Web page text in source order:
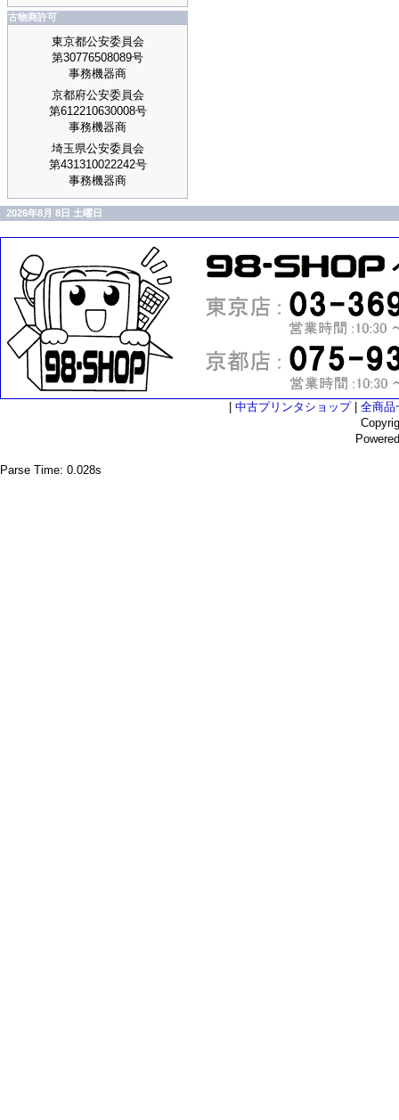
古物商許可
東京都公安委員会
第30776508089号
事務機器商
京都府公安委員会
第612210630008号
事務機器商
埼玉県公安委員会
第431310022242号
事務機器商
2026年8月 8日 土曜日
中古プリンタショップ| 全商品
Parse Time: 0.028s